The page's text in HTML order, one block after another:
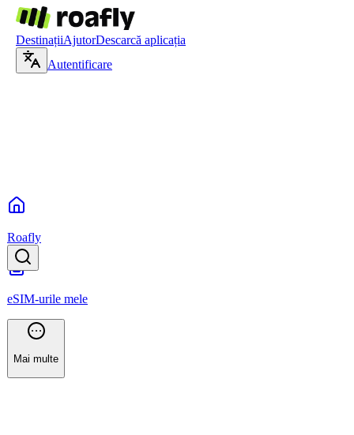
DestinațiiAjutorDescarcă aplicația
Autentificare
Roafly
eSIM-urile mele
Mai multe